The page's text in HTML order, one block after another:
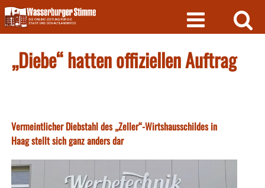
Skip
to
content
„Diebe“ hatten offiziellen Auftrag
Vermeintlicher Diebstahl des „Zeller“-Wirtshausschildes in
Haag stellt sich ganz anders dar